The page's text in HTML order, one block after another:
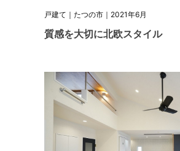
戸建て｜たつの市｜2021年6月
質感を大切に北欧スタイル